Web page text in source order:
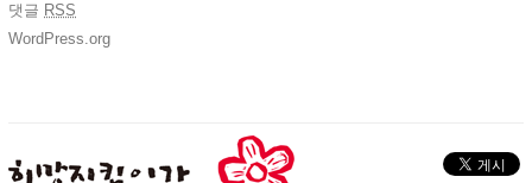
댓글 RSS
WordPress.org